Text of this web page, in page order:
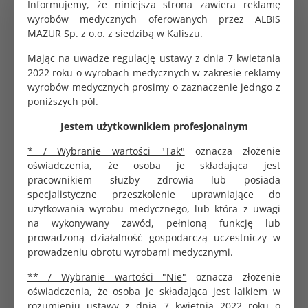
Informujemy, że niniejsza strona zawiera reklamę
wyrobów medycznych oferowanych przez ALBIS
MAZUR Sp. z o.o. z siedzibą w Kaliszu.
Mając na uwadze regulację ustawy z dnia 7 kwietania
2022 roku o wyrobach medycznych w zakresie reklamy
wyrobów medycznych prosimy o zaznaczenie jedngo z
poniższych pól.
Jestem użytkownikiem profesjonalnym
* / Wybranie wartości "Tak" oznacza złożenie
oświadczenia, że osoba je składająca jest
pracownikiem służby zdrowia lub posiada
specjalistyczne przeszkolenie uprawniające do
użytkowania wyrobu medycznego, lub która z uwagi
na wykonywany zawód, pełnioną funkcję lub
prowadzoną działalność gospodarczą uczestniczy w
prowadzeniu obrotu wyrobami medycznymi.
** / Wybranie wartości "Nie" oznacza złożenie
oświadczenia, że osoba je składająca jest laikiem w
przekłada się na precyzyjność odczytu i komfort pacjenta
podczas badania. To niezwykle istotne, aby każda diagnoza
była rzetelna i oparta na wiarygodnych pomiarach.
W asortymencie ALBISPRO.com znajdziesz takżeelektrody
jednorazowe EKGoraz opcje wielorazowe, które dostosujesz
do różnorodnych potrzeb klinicznych. Dbamy o to, abyś
zawsze miał dostęp do najlepszego wyposażenia, które
spełnia najwyższe standardy jakości i bezpieczeństwa. Nasz
przed i po sprzedaży. Wybierając nasze produkty, masz
pewność, że współpracujesz z etycznym sprzedawcą, który
dba o Twoje potrzeby.
Kompleksowa oferta akcesoriów do badań EKG
Nasza kompleksowa oferta akcesoriów do badań EKG w
ALBISPRO.com zapewnia pełne wsparcie w procesie
diagnostycznym. Oferujemyżel do EKG, który poprawia
przewodzenie sygnału i zwiększa jakość odczytu. Dzięki
temu zapewnisz sobie i pacjentom najlepsze warunki do
przeprowadzenia badań. Dbamy również o to, abyś miał